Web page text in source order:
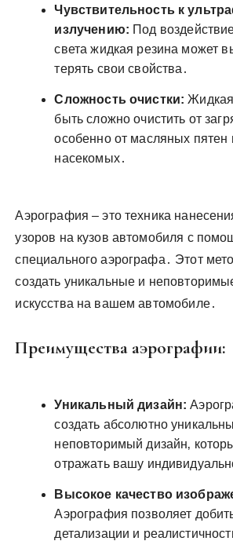
Чувствительность к
излучению: Под
света жидкая резина может
терять свои свойства․
Сложность очистки:
быть сложно очистить от
особенно от масляных пятен
насекомых․
Аэрография – это техника
узоров на кузов автомобиля с
специального аэрографа․ Этот
создать уникальные и
искусства на вашем автомобиле․
Преимущества аэрографии:
Уникальный дизайн:
создать абсолютно
неповторимый дизайн‚
отражать вашу
Высокое качество
Аэрография позволяет
детализации и